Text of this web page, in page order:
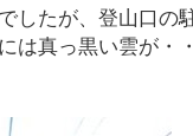
したが、登山口の
は真っ黒い雲が・